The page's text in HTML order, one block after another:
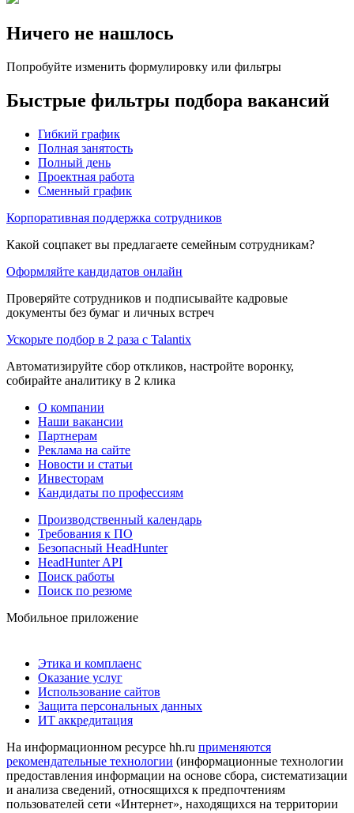
Ничего не нашлось
Попробуйте изменить формулировку или фильтры
Быстрые фильтры подбора вакансий
Гибкий график
Полная занятость
Полный день
Проектная работа
Сменный график
Корпоративная поддержка сотрудников
Какой соцпакет вы предлагаете семейным сотрудникам?
Оформляйте кандидатов онлайн
Проверяйте сотрудников и подписывайте кадровые
документы без бумаг и личных встреч
Ускорьте подбор в 2 раза с Talantix
Автоматизируйте сбор откликов, настройте воронку,
собирайте аналитику в 2 клика
О компании
Наши вакансии
Партнерам
Реклама на сайте
Новости и статьи
Инвесторам
Кандидаты по профессиям
Производственный календарь
Требования к ПО
Безопасный HeadHunter
HeadHunter API
Поиск работы
Поиск по резюме
Мобильное приложение
Этика и комплаенс
Оказание услуг
Использование сайтов
Защита персональных данных
ИТ аккредитация
На информационном ресурсе hh.ru применяются
рекомендательные технологии (информационные технологии
предоставления информации на основе сбора, систематизации
и анализа сведений, относящихся к предпочтениям
пользователей сети «Интернет», находящихся на территории